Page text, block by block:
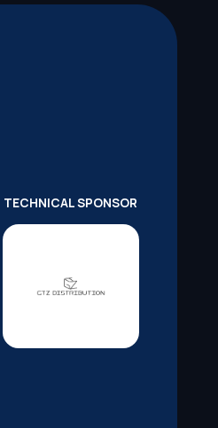
TECHNICAL SPONSOR